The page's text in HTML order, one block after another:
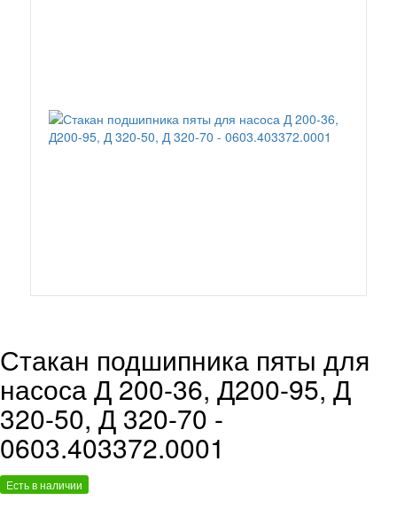
Стакан подшипника пяты для
насоса Д 200-36, Д200-95, Д
320-50, Д 320-70 -
0603.403372.0001
Есть в наличии